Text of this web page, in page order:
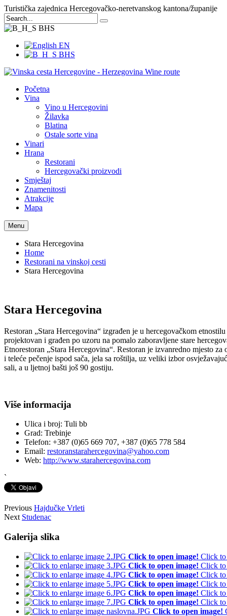
Turistička zajednica Hercegovačko-neretvanskog kantona/županije
BHS
EN
BHS
Početna
Vina
Vino u Hercegovini
Žilavka
Blatina
Ostale sorte vina
Vinari
Hrana
Restorani
Hercegovački proizvodi
Smještaj
Znamenitosti
Atrakcije
Mapa
Menu
Stara Hercegovina
Home
Restorani na vinskoj cesti
Stara Hercegovina
Stara Hercegovina
Restoran „Stara Hercegovina“ izgrađen je u hercegovačkom
projektovan i građen po uzoru na pomalo zaboravljene stare
Etnorestoran „Stara Hercegovina“. Restoran je izvanredno mjesto
i teleće pečenje ispod sača, jela sa roštilja, uz veliki izbor
sali, a u ljetnoj bašti još 90 gostiju.
Više informacija
Ulica i broj: Tuli bb
Grad: Trebinje
Telefon: +387 (0)65 669 707, +387 (0)65 778 584
Email: restoranstarahercegovina@yahoo.com
Web: http://www.starahercegovina.com
`
Previous Hajdučke Vrleti
Next Studenac
Galerija slika
Click to open image! Click to
Click to open image! Click to
Click to open image! Click to
Click to open image! Click to
Click to open image! Click to
Click to open image! Click to
Click to open image!